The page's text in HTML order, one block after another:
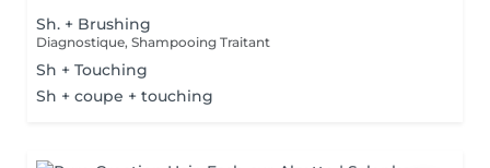
Sh. + Brushing
Diagnostique, Shampooing Traitant
Sh + Touching
Sh + coupe + touching